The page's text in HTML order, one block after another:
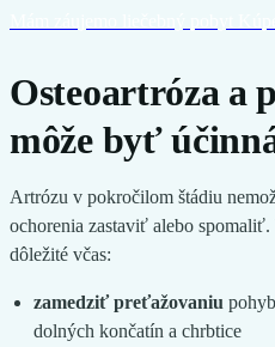
Osteoartróza a
môže byť
Artrózu v pokročilom štádiu
ochorenia zastaviť alebo
dôležité včas:
zamedziť preťažovaniu
dolných končatín a chrbtice